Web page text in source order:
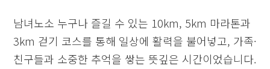
남녀노소 누구나 즐길 수 있는 10km, 5km 마라톤과
3km 걷기 코스를 통해 일상에 활력을 불어넣고, 가족·
친구들과 소중한 추억을 쌓는 뜻깊은 시간이었습니다.